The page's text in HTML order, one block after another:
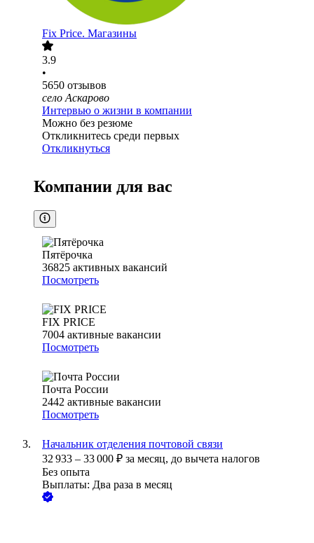
Fix Price. Магазины
3.9
•
5650 отзывов
село Аскарово
Интервью о жизни в компании
Можно без резюме
Откликнитесь среди первых
Откликнуться
Компании для вас
Пятёрочка
36825 активных вакансий
Посмотреть
FIX PRICE
7004 активные вакансии
Посмотреть
Почта России
2442 активные вакансии
Посмотреть
Начальник отделения почтовой связи
32 933 – 33 000 ₽ за месяц, до вычета налогов
Без опыта
Выплаты: Два раза в месяц